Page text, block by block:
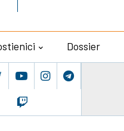
Dossier